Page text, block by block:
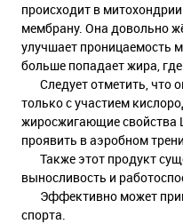
происходит в
мембрану. Она довольно
улучшает проницаемость
больше попадает жира, где
Следует отметить, что
только с участием
жиросжигающие свойства
проявить в аэробном
Также этот продукт
выносливость и
Эффективно может
спорта.